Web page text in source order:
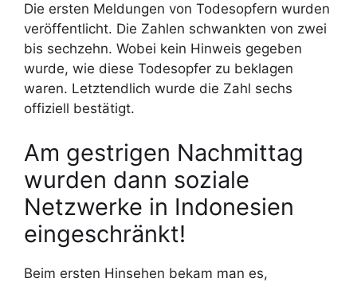
Die ersten Meldungen von Todesopfern wurden
veröffentlicht. Die Zahlen schwankten von zwei
bis sechzehn. Wobei kein Hinweis gegeben
wurde, wie diese Todesopfer zu beklagen
waren. Letztendlich wurde die Zahl sechs
offiziell bestätigt.
Am gestrigen Nachmittag
wurden dann soziale
Netzwerke in Indonesien
eingeschränkt!
Beim ersten Hinsehen bekam man es,